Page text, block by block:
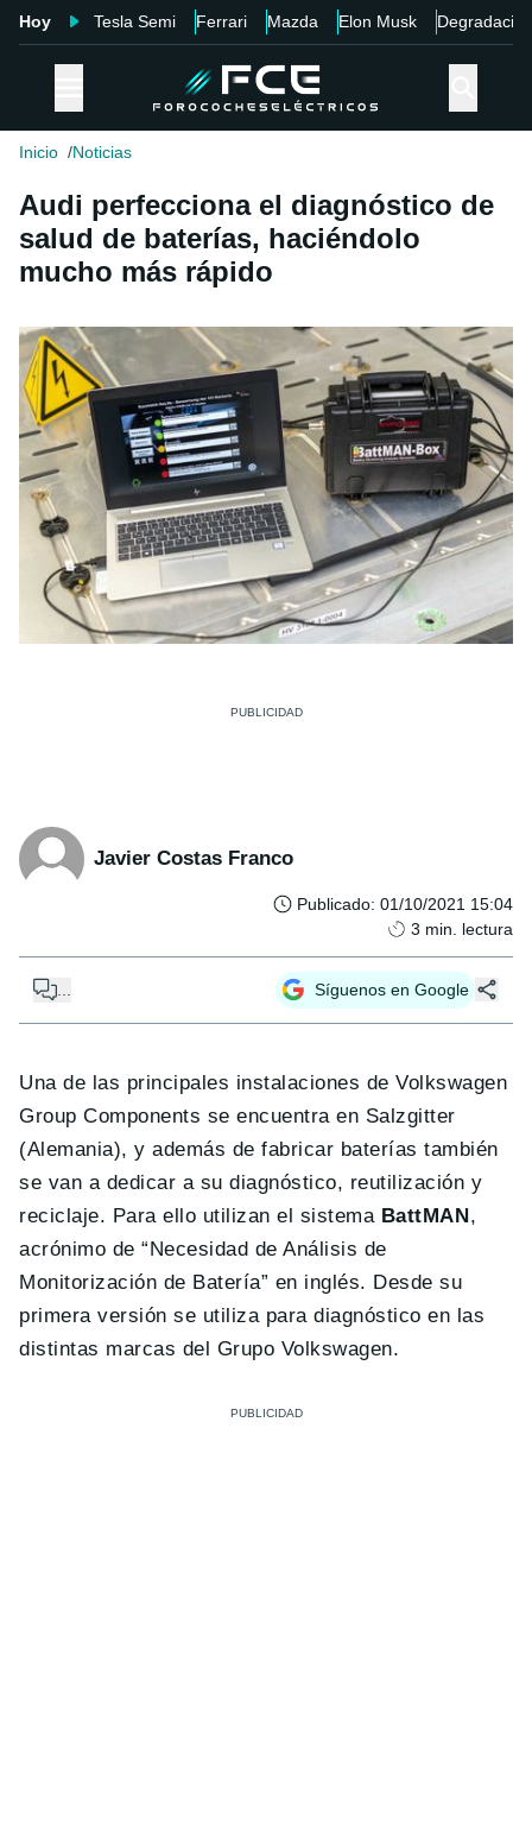
Hoy Tesla Semi Ferrari Mazda Elon Musk Degradación
Inicio Noticias
Audi perfecciona el diagnóstico de
salud de baterías, haciéndolo
mucho más rápido
Javier Costas Franco
Publicado: 01/10/2021 15:04
3 min. lectura
Síguenos en Google
Una de las principales instalaciones de Volkswagen
Group Components se encuentra en Salzgitter
(Alemania), y además de fabricar baterías también
se van a dedicar a su diagnóstico, reutilización y
reciclaje. Para ello utilizan el sistema BattMAN,
acrónimo de “Necesidad de Análisis de
Monitorización de Batería” en inglés. Desde su
primera versión se utiliza para diagnóstico en las
distintas marcas del Grupo Volkswagen.